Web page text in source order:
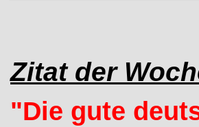
Zitat der
"Die gute